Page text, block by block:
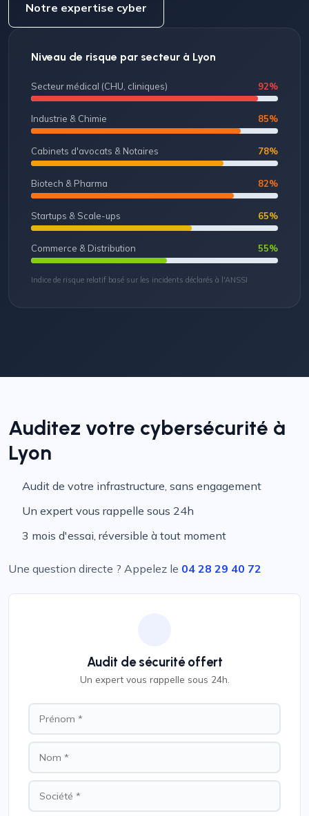
Notre expertise cyber
Niveau de risque par secteur à Lyon
Secteur médical (CHU, cliniques) 92%
Industrie & Chimie 85%
Cabinets d'avocats & Notaires 78%
Biotech & Pharma 82%
Startups & Scale-ups 65%
Commerce & Distribution 55%
Indice de risque relatif basé sur les incidents déclarés à l'ANSSI
Auditez votre cybersécurité à
Lyon
Audit de votre infrastructure, sans engagement
Un expert vous rappelle sous 24h
3 mois d'essai, réversible à tout moment
Une question directe ? Appelez le 04 28 29 40 72
Audit de sécurité offert
Un expert vous rappelle sous 24h.